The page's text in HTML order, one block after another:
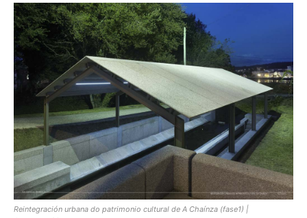
Reintegración urbana do patrimonio cultural de A Chaínza (fase1) |